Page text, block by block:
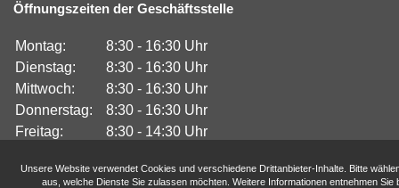
Öffnungszeiten der Geschäftsstelle
Montag:
8:30 - 16:30 Uhr
Dienstag:
8:30 - 16:30 Uhr
Mittwoch:
8:30 - 16:30 Uhr
Donnerstag:
8:30 - 16:30 Uhr
Freitag:
8:30 - 14:30 Uhr
Unsere Website verwendet Cookies und verschiedene Drittanbieter-Inhalte. Bitte
aus, welche Dienste Sie zulassen möchten. Weitere Informationen entnehmen Sie